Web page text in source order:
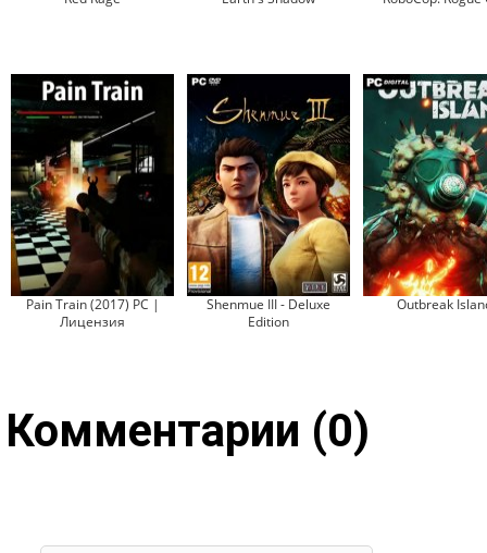
Pain Train (2017) PC |
Лицензия
Shenmue III - Deluxe
Edition
Outbreak
Комментарии (0)